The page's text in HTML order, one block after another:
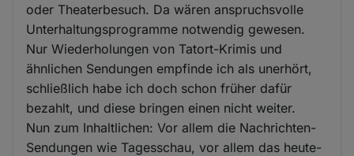
oder Theaterbesuch. Da wären anspruchsvolle
Unterhaltungsprogramme notwendig gewesen.
Nur Wiederholungen von Tatort-Krimis und
ähnlichen Sendungen empfinde ich als unerhört,
schließlich habe ich doch schon früher dafür
bezahlt, und diese bringen einen nicht weiter.
Nun zum Inhaltlichen: Vor allem die Nachrichten-
Sendungen wie Tagesschau, vor allem das heute-